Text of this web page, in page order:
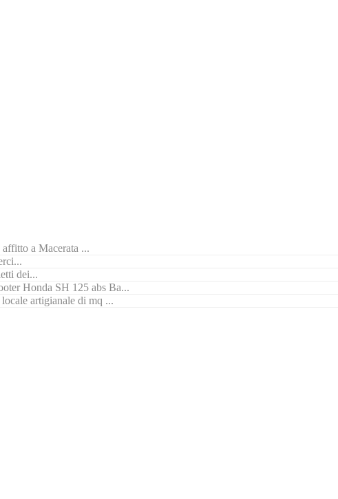
a Macerata ...
dei...
Honda SH 125 abs Ba...
artigianale di mq ...